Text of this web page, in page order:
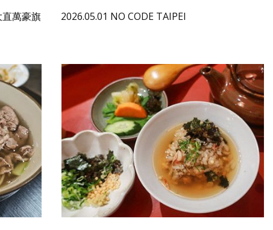
直萬豪旗
2026.05.01 NO CODE TAIPEI